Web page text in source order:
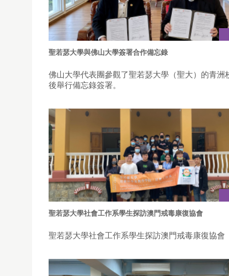
聖若瑟大學與佛山大學簽署合作備忘錄
佛山大學代表團參觀了聖若瑟大學（聖大）的青洲
後舉行備忘錄簽署。
聖若瑟大學社會工作系學生探訪澳門戒毒康復協會
聖若瑟大學社會工作系學生探訪澳門戒毒康復協會